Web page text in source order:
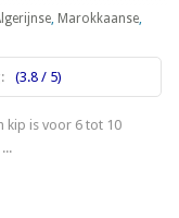
, Marokkaanse,
(3.8 / 5)
kip is voor 6 tot 10